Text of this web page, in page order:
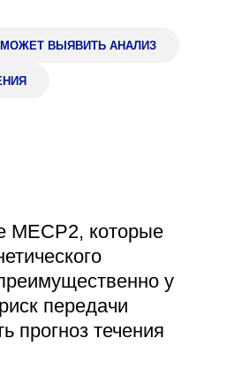
399000, г. Липецк,
ВЫЯВИТЬ АНАЛИЗ
MECP2, которые
у
передачи
прогноз течения